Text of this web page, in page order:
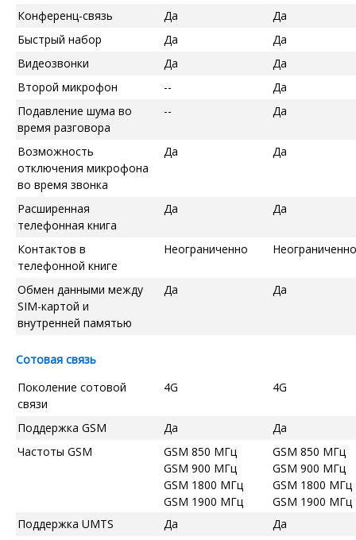
Конференц-связь
Да
Да
Быстрый набор
Да
Да
Видеозвонки
Да
Да
Второй микрофон
--
Да
Подавление шума во
время разговора
-- Да
Возможность
отключения микрофона
во время звонка
Да Да
Расширенная
телефонная книга
Да Да
Контактов в
телефонной книге
Неограниченно Неограниченно
Обмен данными между
SIM-картой и
внутренней памятью
Да Да
Сотовая связь
Поколение сотовой
связи
4G 4G
Поддержка GSM Да
Да
Частоты GSM
GSM 850 МГц
GSM 900 МГц
GSM 1800 МГц
GSM 1900 МГц
GSM 850 МГц
GSM 900 МГц
GSM 1800 МГц
GSM 1900 МГц
Поддержка UMTS
Да
Да